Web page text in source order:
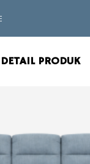
DETAIL PRODUK